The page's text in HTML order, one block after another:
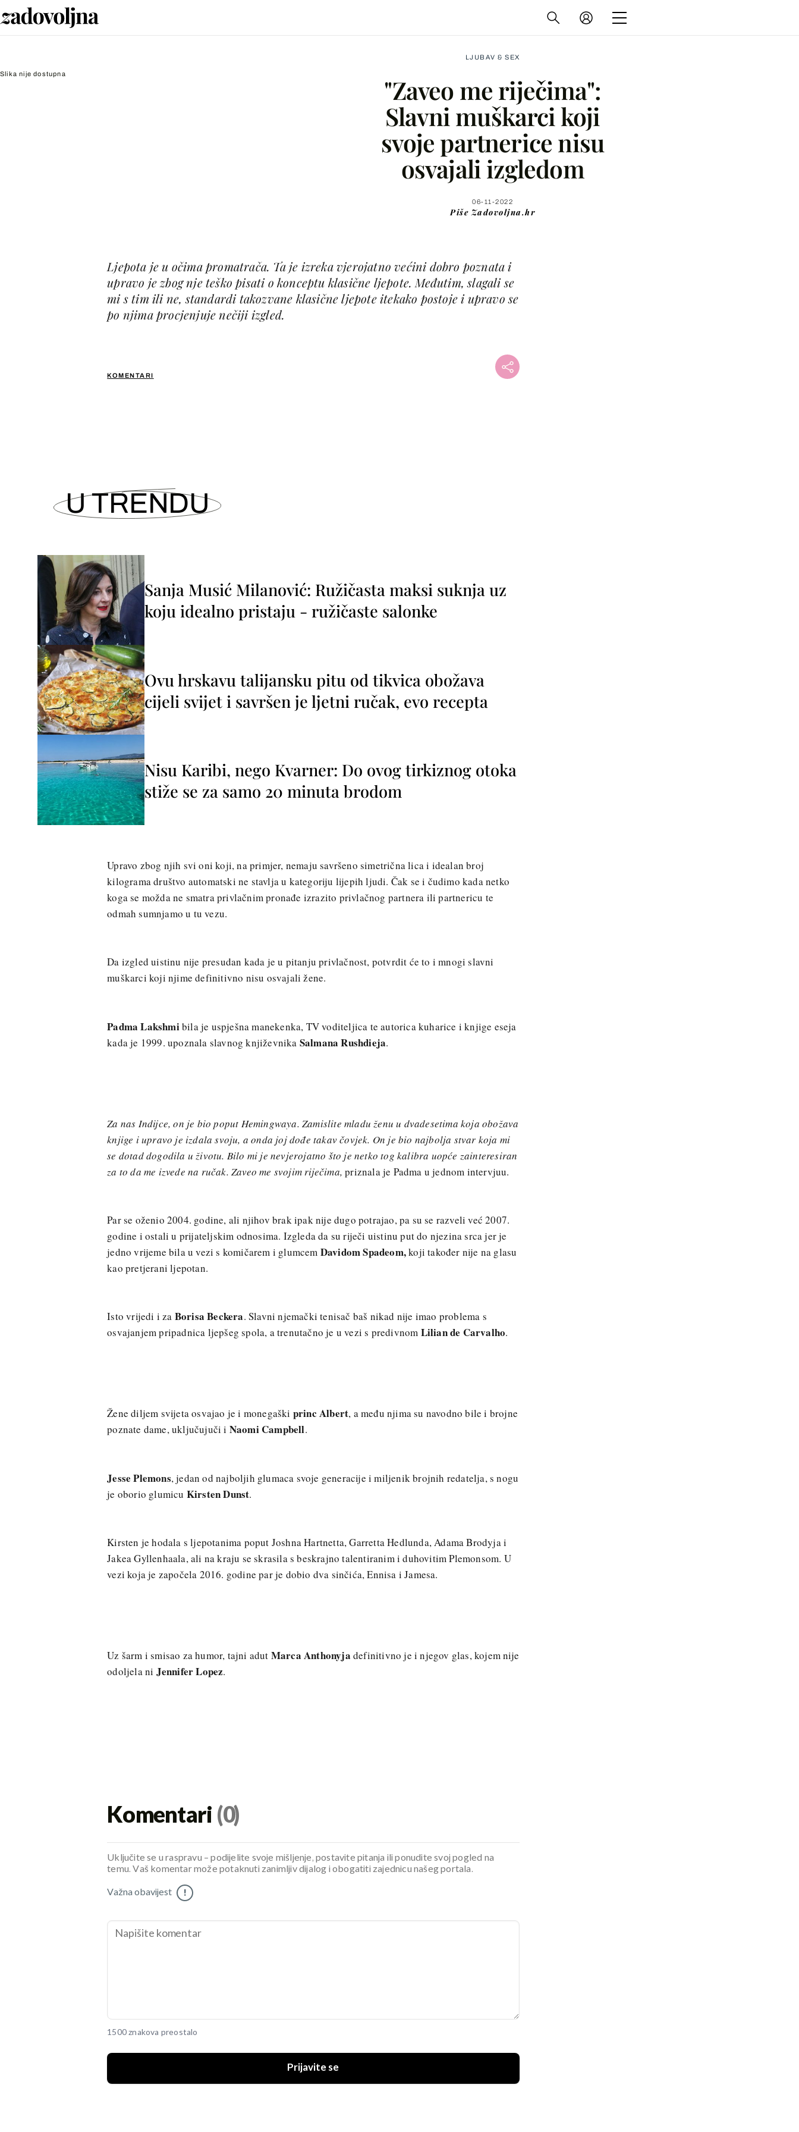
Slika nije dostupna
LJUBAV & SEX
"Zaveo me riječima":
Slavni muškarci koji
svoje partnerice nisu
osvajali izgledom
06-11-2022
Piše Zadovoljna.hr
KOMENTARI
Ljepota je u očima promatrača. Ta je izreka vjerojatno većini dobro poznata i
upravo je zbog nje teško pisati o konceptu klasične ljepote. Međutim, slagali se
mi s tim ili ne, standardi takozvane klasične ljepote itekako postoje i upravo se
po njima procjenjuje nečiji izgled.
Facebook
U TRENDU
Sanja Musić Milanović: Ružičasta maksi suknja uz
koju idealno pristaju - ružičaste salonke
Ovu hrskavu talijansku pitu od tikvica obožava
cijeli svijet i savršen je ljetni ručak, evo recepta
Nisu Karibi, nego Kvarner: Do ovog tirkiznog otoka
stiže se za samo 20 minuta brodom
Upravo zbog njih svi oni koji, na primjer, nemaju savršeno simetrična lica i idealan broj
kilograma društvo automatski ne stavlja u kategoriju lijepih ljudi. Čak se i čudimo kada netko
koga se možda ne smatra privlačnim pronađe izrazito privlačnog partnera ili partnericu te
odmah sumnjamo u tu vezu.
Da izgled uistinu nije presudan kada je u pitanju privlačnost, potvrdit će to i mnogi slavni
muškarci koji njime definitivno nisu osvajali žene.
Padma Lakshmibila je uspješna manekenka, TV voditeljica te autorica kuharice i knjige eseja
kada je 1999. upoznala slavnog književnika Salmana Rushdieja.
Za nas Indijce, on je bio poput Hemingwaya. Zamislite mladu ženu u dvadesetima koja obožava
knjige i upravo je izdala svoju, a onda joj dođe takav čovjek. On je bio najbolja stvar koja mi
se dotad dogodila u životu. Bilo mi je nevjerojatno što je netko tog kalibra uopće zainteresiran
za to da me izvede na ručak. Zaveo me svojim riječima, priznala je Padma u jednom intervjuu.
Par se oženio 2004. godine, ali njihov brak ipak nije dugo potrajao, pa su se razveli već 2007.
godine i ostali u prijateljskim odnosima. Izgleda da su riječi uistinu put do njezina srca jer je
jedno vrijeme bila u vezi s komičarem i glumcem Davidom Spadeom,koji također nije na glasu
kao pretjerani ljepotan.
Isto vrijedi i za Borisa Beckera. Slavni njemački tenisač baš nikad nije imao problema s
osvajanjem pripadnica ljepšeg spola, a trenutačno je u vezi s predivnom Lilian de Carvalho.
Žene diljem svijeta osvajao je i monegaški princ Albert, a među njima su navodno bile i brojne
poznate dame, uključujuči i Naomi Campbell.
Jesse Plemons, jedan od najboljih glumaca svoje generacije i miljenik brojnih redatelja, s nogu
je oborio glumicu Kirsten Dunst.
Kirsten je hodala s ljepotanima poput Joshna Hartnetta, Garretta Hedlunda, Adama Brodyja i
Jakea Gyllenhaala, ali na kraju se skrasila s beskrajno talentiranim i duhovitim Plemonsom. U
vezi koja je započela 2016. godine par je dobio dva sinčića, Ennisa i Jamesa.
Uz šarm i smisao za humor, tajni adut Marca Anthonyja definitivno je i njegov glas, kojem nije
odoljela ni Jennifer Lopez.
Komentari (0)
Uključite se u raspravu – podijelite svoje mišljenje, postavite pitanja ili ponudite svoj pogled na
temu. Vaš komentar može potaknuti zanimljiv dijalog i obogatiti zajednicu našeg portala.
Važna obavijest !
1500 znakova preostalo
Prijavite se